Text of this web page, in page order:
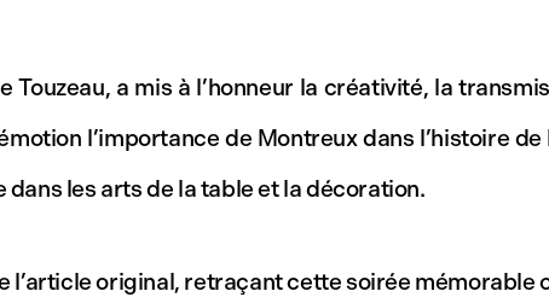
a mis à l’honneur la créativité, la
l’importance de Montreux dans l’histoire de
les arts de la table et la décoration.
original, retraçant cette soirée mémorable